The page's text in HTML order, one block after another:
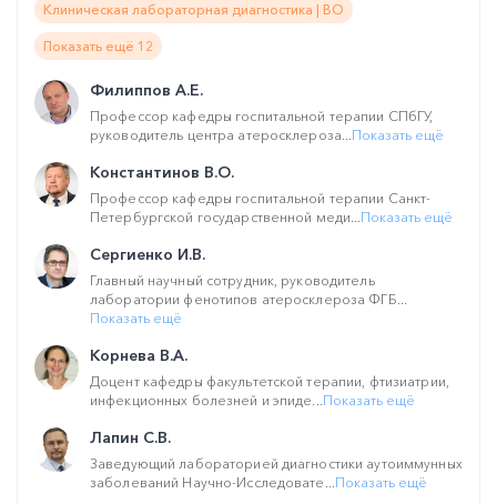
Клиническая лабораторная диагностика | ВО
Показать ещё 12
Филиппов А.Е.
Профессор кафедры госпитальной терапии СПбГУ,
руководитель центра атеросклероза...Показать ещё
Константинов В.О.
Профессор кафедры госпитальной терапии Санкт-
Петербургской государственной меди...Показать ещё
Сергиенко И.В.
Главный научный сотрудник, руководитель
лаборатории фенотипов атеросклероза ФГБ...
Показать ещё
Корнева В.А.
Доцент кафедры факультетской терапии, фтизиатрии,
инфекционных болезней и эпиде...Показать ещё
Лапин С.В.
Заведующий лабораторией диагностики аутоиммунных
заболеваний Научно-Исследовате...Показать ещё